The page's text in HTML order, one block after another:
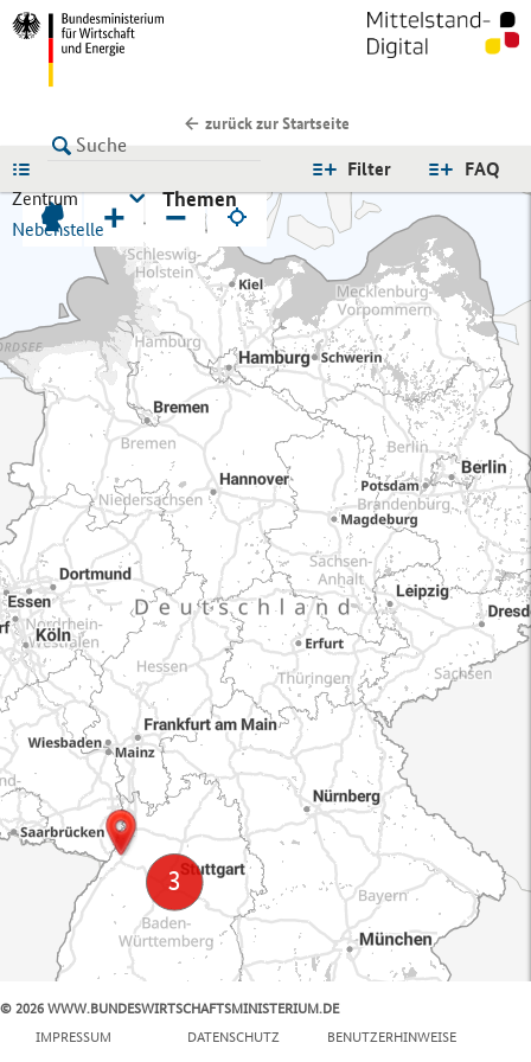
zurück zur Startseite
FAQ
Filter
Zentrum
Nebenstelle
Themen
+ −
© 2026 WWW.BUNDESWIRTSCHAFTSMINISTERIUM.DE
IMPRESSUM
DATENSCHUTZ BENUTZERHINWEISE